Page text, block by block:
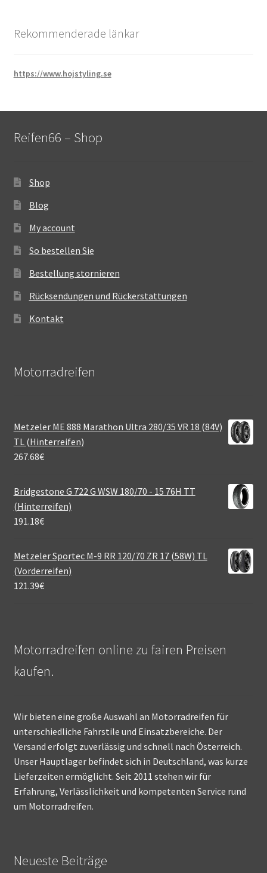
Rekommenderade länkar
https://www.hojstyling.se
Reifen66 – Shop
Shop
Blog
My account
So bestellen Sie
Bestellung stornieren
Rücksendungen und Rückerstattungen
Kontakt
Motorradreifen
Metzeler ME 888 Marathon Ultra 280/35 VR 18 (84V)
TL (Hinterreifen)
267.68€
Bridgestone G 722 G WSW 180/70 - 15 76H TT
(Hinterreifen)
191.18€
Metzeler Sportec M-9 RR 120/70 ZR 17 (58W) TL
(Vorderreifen)
121.39€
Motorradreifen online zu fairen Preisen
kaufen.
Wir bieten eine große Auswahl an Motorradreifen für
unterschiedliche Fahrstile und Einsatzbereiche. Der
Versand erfolgt zuverlässig und schnell nach Österreich.
Unser Hauptlager befindet sich in Deutschland, was kurze
Lieferzeiten ermöglicht. Seit 2011 stehen wir für
Erfahrung, Verlässlichkeit und kompetenten Service rund
um Motorradreifen.
Neueste Beiträge